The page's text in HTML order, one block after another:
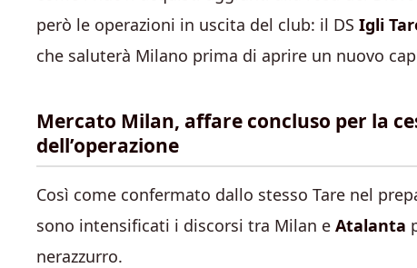
però le operazioni in uscita del club: il DS Igli
che saluterà Milano prima di aprire un nuovo
Mercato Milan, affare concluso per la
dell’operazione
Così come confermato dallo stesso Tare nel
sono intensificati i discorsi tra Milan e Atalanta
nerazzurro.